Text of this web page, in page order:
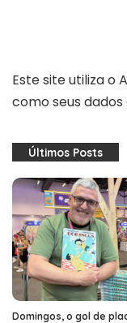
Este site utiliza o
como seus
Últimos Posts
Domingos, o gol de